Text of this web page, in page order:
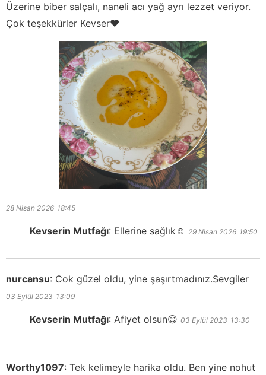
Üzerine biber salçalı, naneli acı yağ ayrı lezzet veriyor.
Çok teşekkürler Kevser❤️
28 Nisan 2026 18:45
Kevserin Mutfağı: Ellerine sağlık☺️ 29 Nisan 2026 19:50
nurcansu: Cok güzel oldu, yine şaşırtmadınız.Sevgiler
03 Eylül 2023 13:09
Kevserin Mutfağı: Afiyet olsun😊 03 Eylül 2023 13:30
Worthy1097: Tek kelimeyle harika oldu. Ben yine nohut